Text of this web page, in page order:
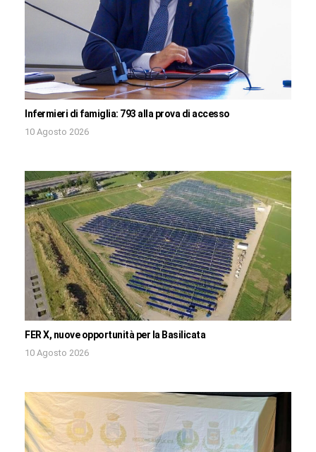
Infermieri di famiglia: 793 alla prova di accesso
10 Agosto 2026
FER X, nuove opportunità per la Basilicata
10 Agosto 2026